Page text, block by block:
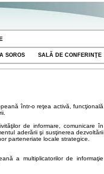
SOROS SALĂ DE CONFERINŢE
într-o reţea activă, funcţională
de informare, comunicare în
aderării şi susţinerea dezvoltării
parteneriate locale strategice.
a multiplicatorilor de informaţie